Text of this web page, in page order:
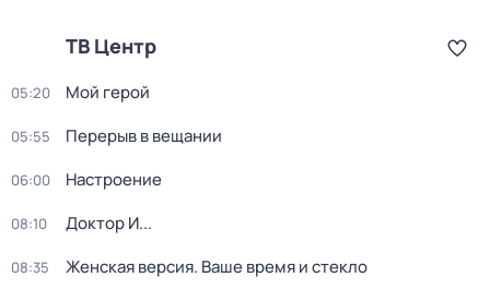
ТВ Центр
05:20 Мой герой
05:55 Перерыв в вещании
06:00 Настроение
08:10 Доктор И...
08:35 Женская версия. Ваше время и стекло